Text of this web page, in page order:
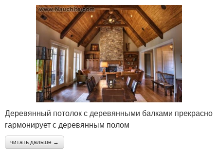
Деревянный потолок с деревянными балками прекрасно
гармонирует с деревянным полом
читать дальше →